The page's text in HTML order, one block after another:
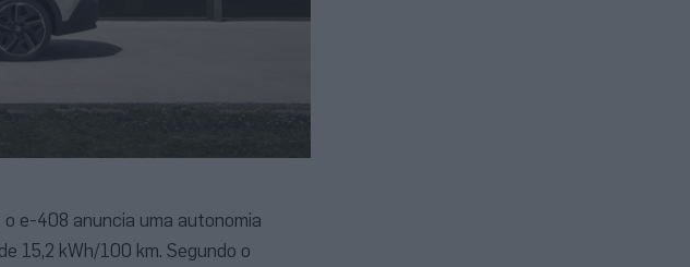
o e-408 anuncia uma autonomia
15,2 kWh/100 km. Segundo o